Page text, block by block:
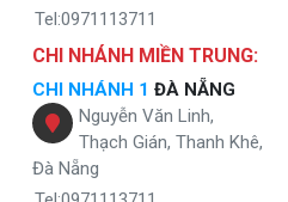
Tel:0971113711
CHI NHÁNH MIỀN TRUNG:
CHI NHÁNH 1 ĐÀ NẴNG
Nguyễn Văn Linh,
Thạch Gián, Thanh Khê,
Đà Nẵng